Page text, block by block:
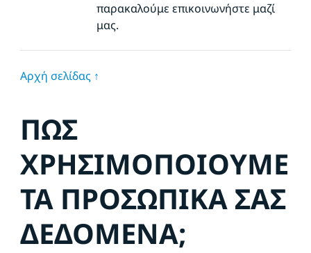
παρακαλούμε επικοινωνήστε μαζί
μας.
Αρχή σελίδας ↑
ΠΩΣ
ΧΡΗΣΙΜΟΠΟΙΟΥΜΕ
ΤΑ ΠΡΟΣΩΠΙΚΑ ΣΑΣ
ΔΕΔΟΜΕΝΑ;